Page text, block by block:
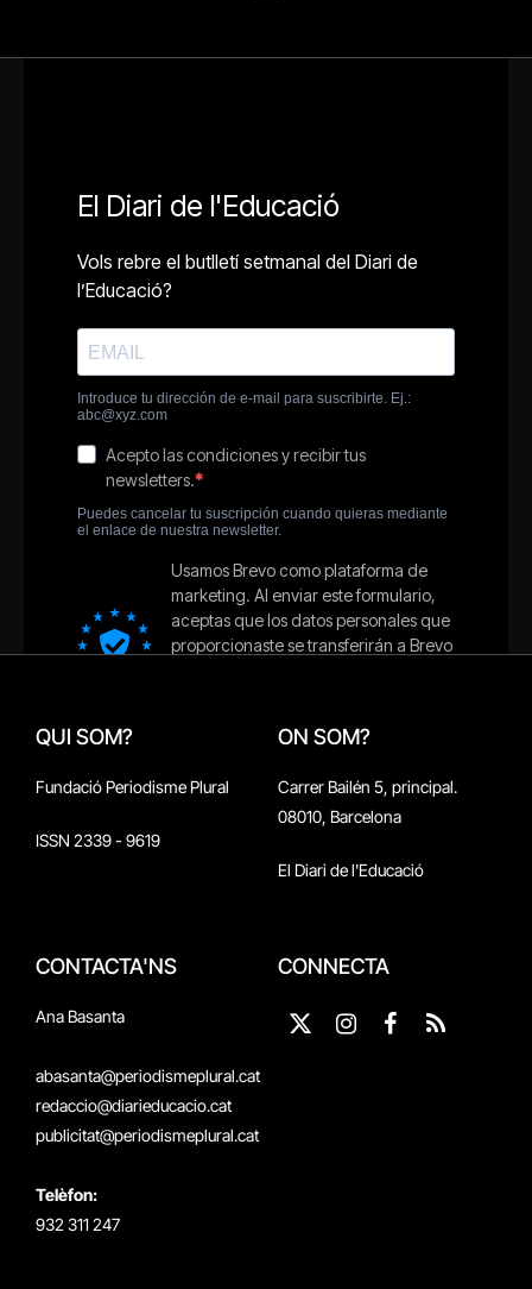
QUI SOM?
Fundació Periodisme Plural
ISSN 2339 - 9619
ON SOM?
Carrer Bailén 5, principal.
08010, Barcelona
El Diari de l'Educació
CONTACTA'NS
Ana Basanta
abasanta@periodismeplural.cat
redaccio@diarieducacio.cat
publicitat@periodismeplural.cat
Telèfon:
932 311 247
CONNECTA
X
Instagram
Facebook
RSS